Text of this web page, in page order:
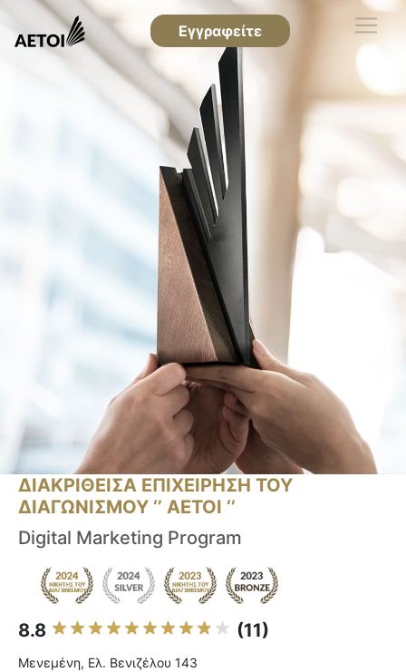
Εγγραφείτε
ΔΙΑΚΡΙΘΕΙΣΑ ΕΠΙΧΕΙΡΗΣΗ ΤΟΥ
ΔΙΑΓΩΝΙΣΜΟΥ ‘’ ΑΕΤΟΙ ‘’
Digital Marketing Program
8.8 (11)
Μενεμένη, Ελ. Βενιζέλου 143